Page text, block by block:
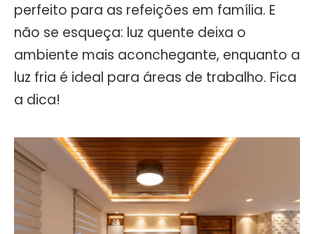
perfeito para as refeições em família. E
não se esqueça: luz quente deixa o
ambiente mais aconchegante, enquanto a
luz fria é ideal para áreas de trabalho. Fica
a dica!